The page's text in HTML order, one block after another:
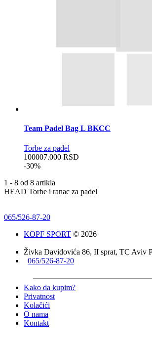
Team Padel Bag L BKCC
Torbe za padel
100007.000 RSD
-30%
1 - 8 od 8 artikla
HEAD Torbe i ranac za padel
065/526-87-20
KOPF SPORT © 2026
Živka Davidovića 86, II sprat, TC Aviv
065/526-87-20
Kako da kupim?
Privatnost
Kolačići
O nama
Kontakt